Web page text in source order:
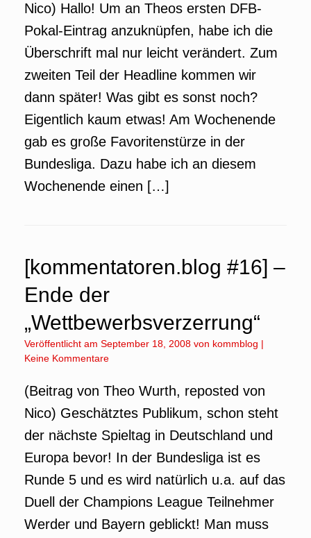
Nico) Hallo! Um an Theos ersten DFB-
Pokal-Eintrag anzuknüpfen, habe ich die
Überschrift mal nur leicht verändert. Zum
zweiten Teil der Headline kommen wir
dann später! Was gibt es sonst noch?
Eigentlich kaum etwas! Am Wochenende
gab es große Favoritenstürze in der
Bundesliga. Dazu habe ich an diesem
Wochenende einen […]
[kommentatoren.blog #16] –
Ende der
„Wettbewerbsverzerrung“
Veröffentlicht am September 18, 2008 von kommblog |
Keine Kommentare
(Beitrag von Theo Wurth, reposted von
Nico) Geschätztes Publikum, schon steht
der nächste Spieltag in Deutschland und
Europa bevor! In der Bundesliga ist es
Runde 5 und es wird natürlich u.a. auf das
Duell der Champions League Teilnehmer
Werder und Bayern geblickt! Man muss